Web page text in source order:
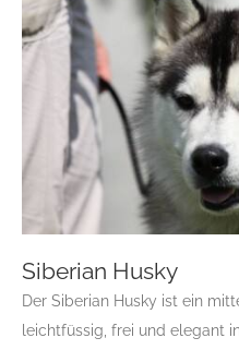
Siberian Husky
Der Siberian Husky ist ein
leichtfüssig, frei und elegant